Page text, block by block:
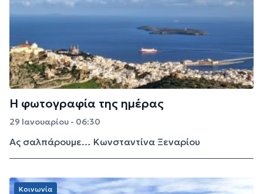
Η φωτογραφία της ημέρας
29 Ιανουαρίου - 06:30
Ας σαλπάρουμε… Κωνσταντίνα Ξεναρίου
Κοινωνία